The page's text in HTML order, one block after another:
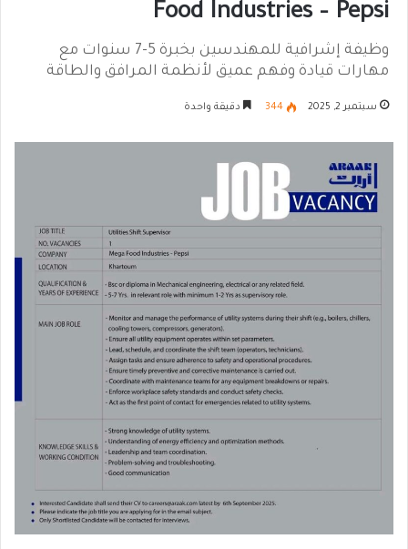
Food Industries – Pepsi
وظيفة إشرافية للمهندسين بخبرة 5-7 سنوات مع
مهارات قيادة وفهم عميق لأنظمة المرافق والطاقة
سبتمبر 2, 2025 344 دقيقة واحدة